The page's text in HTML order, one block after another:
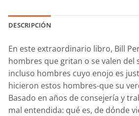
DESCRIPCIÓN
En este extraordinario libro, Bill
hombres que gritan o se valen
incluso hombres cuyo enojo es
hicieron estos hombres-que su
Basado en años de consejería y
mal entendida: qué es, de dónde